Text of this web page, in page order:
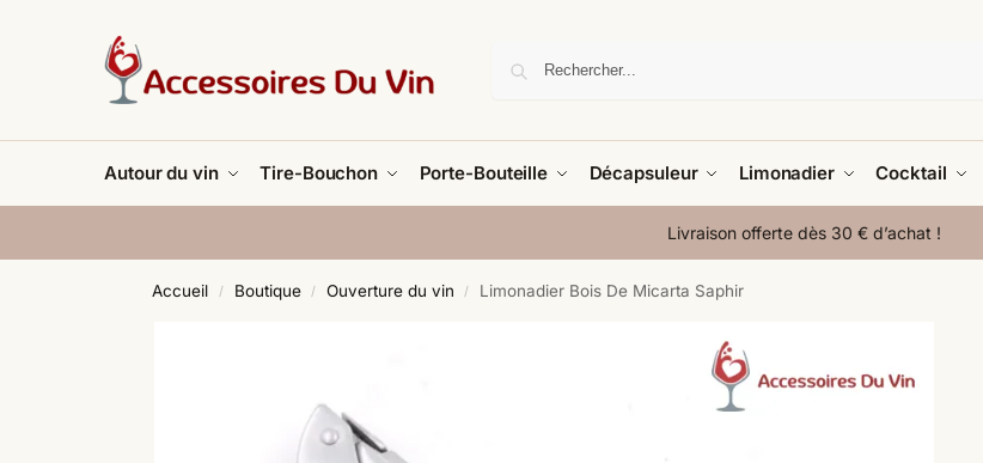
Autour du vin Tire-Bouchon Porte-Bouteille Décapsuleur Limonadier Cocktail
Livraison offerte dès 30 € d’achat !
Accueil / Boutique / Ouverture du vin / Limonadier Bois De Micarta Saphir